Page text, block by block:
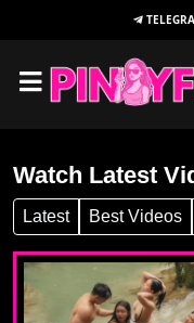
Watch Latest
Latest Best Videos